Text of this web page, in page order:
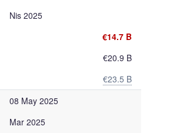
Nis 2025
€14.7 B
€20.9 B
€23.5 B
08 May 2025
Mar 2025